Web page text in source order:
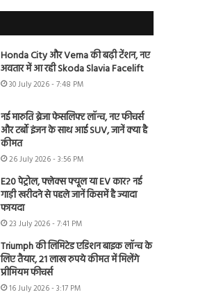
Honda City और Verna की बढ़ी टेंशन, नए
अवतार में आ रही Skoda Slavia Facelift
30 July 2026 - 7:48 PM
नई मारुति ब्रेजा फेसलिफ्ट लॉन्च, नए फीचर्स
और टर्बो इंजन के साथ आई SUV, जानें क्या है
कीमत
26 July 2026 - 3:56 PM
E20 पेट्रोल, फ्लेक्स फ्यूल या EV कार? नई
गाड़ी खरीदने से पहले जानें किसमें है ज्यादा
फायदा
23 July 2026 - 7:41 PM
Triumph की लिमिटेड एडिशन बाइक लॉन्च के
लिए तैयार, 21 लाख रुपये कीमत में मिलेंगे
प्रीमियम फीचर्स
16 July 2026 - 3:17 PM